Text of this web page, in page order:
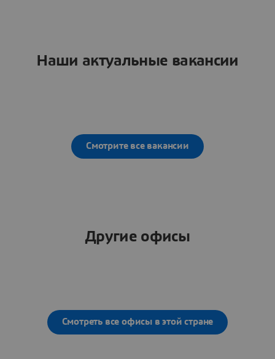
Наши актуальные вакансии
Смотрите все вакансии
Другие офисы
Смотреть все офисы в этой стране